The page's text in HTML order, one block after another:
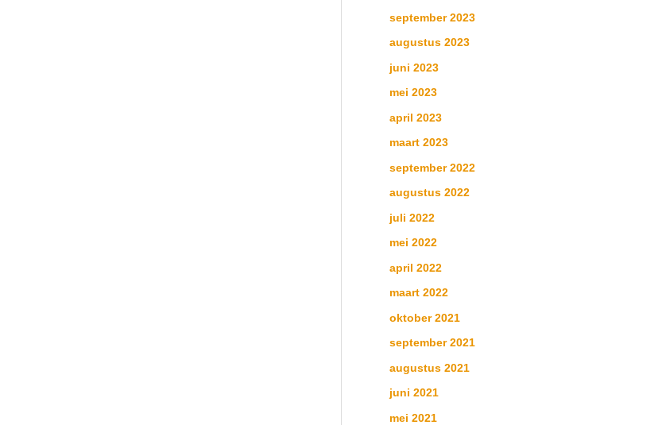
september 2023
augustus 2023
juni 2023
mei 2023
april 2023
maart 2023
september 2022
augustus 2022
juli 2022
mei 2022
april 2022
maart 2022
oktober 2021
september 2021
augustus 2021
juni 2021
mei 2021